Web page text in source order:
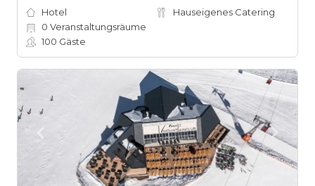
Hotel
Hauseigenes Catering
0 Veranstaltungsräume
100 Gäste